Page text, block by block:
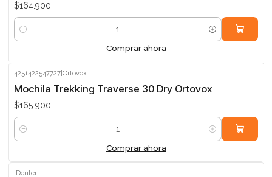
$164.900
Cantidad
Comprar ahora
4251422547727 |Ortovox
Mochila Trekking Traverse 30 Dry Ortovox
$165.900
Cantidad
Comprar ahora
|Deuter